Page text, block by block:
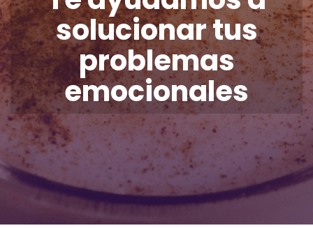
solucionar tus
problemas
emocionales